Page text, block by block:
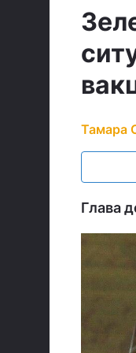
Тамара
Глава